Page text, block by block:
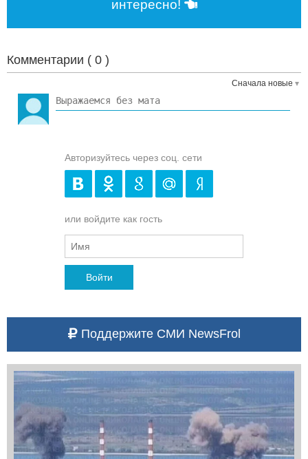
интересно!
Комментарии ( 0 )
Сначала новые
Авторизуйтесь через соц. сети
или войдите как гость
Войти
Поддержите СМИ NewsFrol